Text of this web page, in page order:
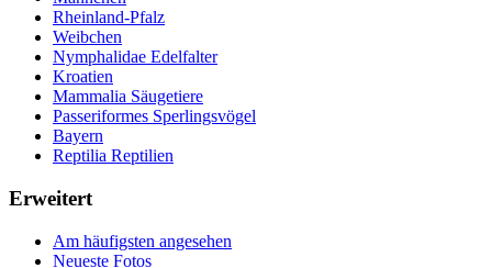
Rheinland-Pfalz
Weibchen
Nymphalidae Edelfalter
Kroatien
Mammalia Säugetiere
Passeriformes Sperlingsvögel
Bayern
Reptilia Reptilien
Erweitert
Am häufigsten angesehen
Neueste Fotos